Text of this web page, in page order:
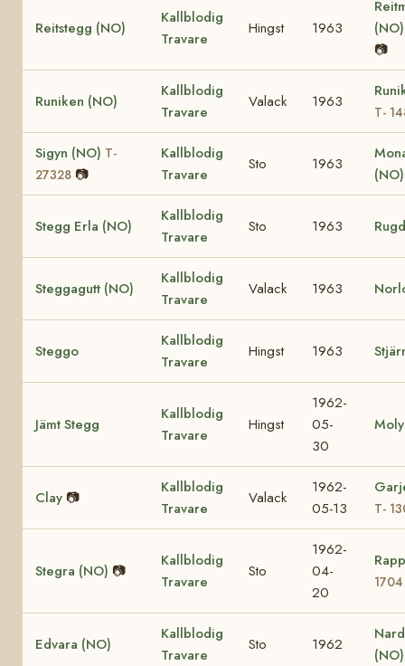
Reitstegg (NO)
Kallblodig
Travare
Hingst 1963
📷
Runiken (NO)
Kallblodig
Travare
Valack 1963
T-
Sigyn (NO) T-
27328 📷
Kallblodig
Travare
Sto 1963
Stegg Erla (NO)
Kallblodig
Travare
Sto 1963
Steggagutt (NO)
Kallblodig
Travare
Valack 1963
Steggo
Kallblodig
Travare
Hingst 1963
Jämt Stegg
Kallblodig
Travare
Hingst
1962-
05-
30
Clay 📷
Kallblodig
Travare
Valack
1962-
05-13
T-
Stegra (NO) 📷
Kallblodig
Travare
Sto
1962-
04-
20
1704
Edvara (NO)
Kallblodig
Travare
Sto 1962
(NO)